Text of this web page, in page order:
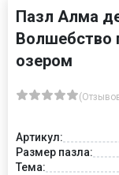
Пазл Алма
Волшебство
озером
Артикул:
Размер пазла:
Тема: